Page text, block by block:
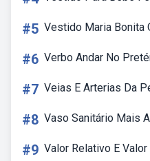
#5 Vestido Maria Bonita
#6 Verbo Andar No
#7 Veias E Arterias Da
#8 Vaso Sanitário Mais
#9 Valor Relativo E